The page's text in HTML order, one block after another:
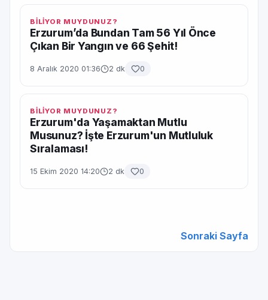
BİLİYOR MUYDUNUZ?
Erzurum’da Bundan Tam 56 Yıl Önce
Çıkan Bir Yangın ve 66 Şehit!
8 Aralık 2020 01:36 2 dk 0
BİLİYOR MUYDUNUZ?
Erzurum'da Yaşamaktan Mutlu
Musunuz? İşte Erzurum'un Mutluluk
Sıralaması!
15 Ekim 2020 14:20 2 dk 0
Sonraki Sayfa